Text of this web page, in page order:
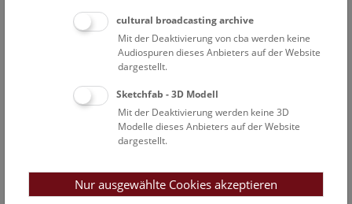
Artikelnummer:20435
Erscheinungsdatum 1. Auflage:15. März 2024
cultural broadcasting archive
Mit der Deaktivierung von cba werden keine
Audiospuren dieses Anbieters auf der Website
dargestellt.
Sketchfab - 3D Modell
Mit der Deaktivierung werden keine 3D
Modelle dieses Anbieters auf der Website
dargestellt.
Nur ausgewählte Cookies akzeptieren